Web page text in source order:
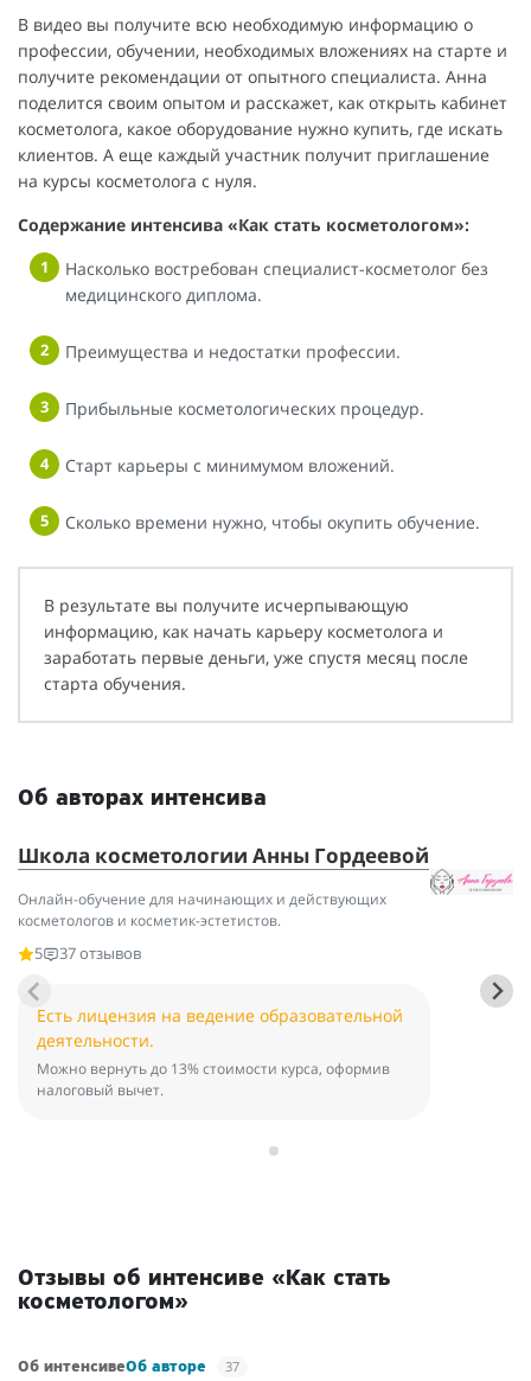
В видео вы получите всю необходимую информацию о
профессии, обучении, необходимых вложениях на старте и
получите рекомендации от опытного специалиста. Анна
поделится своим опытом и расскажет, как открыть кабинет
косметолога, какое оборудование нужно купить, где искать
клиентов. А еще каждый участник получит приглашение
на курсы косметолога с нуля.
Содержание интенсива «Как стать косметологом»:
Насколько востребован специалист-косметолог без
медицинского диплома.
Преимущества и недостатки профессии.
Прибыльные косметологических процедур.
Старт карьеры с минимумом вложений.
Сколько времени нужно, чтобы окупить обучение.
В результате вы получите исчерпывающую
информацию, как начать карьеру косметолога и
заработать первые деньги, уже спустя месяц после
старта обучения.
Об авторах интенсива
Школа косметологии Анны Гордеевой
Онлайн-обучение для начинающих и действующих
косметологов и косметик-эстетистов.
5
37 отзывов
Есть лицензия на ведение образовательной
деятельности.
Можно вернуть до 13% стоимости курса, оформив
налоговый вычет.
Отзывы об интенсиве «Как стать
косметологом»
Об интенсивеОб авторе 37